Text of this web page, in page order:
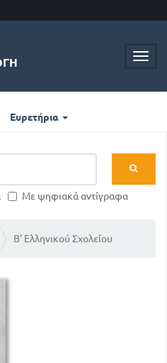
Ευρετήρια
Με ψηφιακά αντίγραφα
Β' Ελληνικού Σχολείου